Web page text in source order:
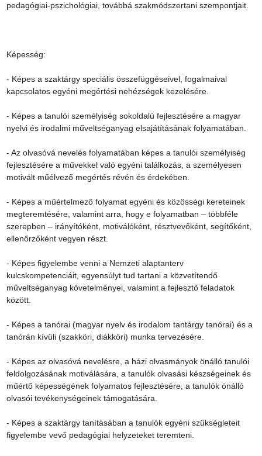
pedagógiai-pszichológiai, továbbá szakmódszertani szempontjait.
Képesség:
- Képes a szaktárgy speciális összefüggéseivel, fogalmaival
kapcsolatos egyéni megértési nehézségek kezelésére.
- Képes a tanulói személyiség sokoldalú fejlesztésére a magyar
nyelvi és irodalmi műveltséganyag elsajátításának folyamatában.
- Az olvasóvá nevelés folyamatában képes a tanulói személyiség
fejlesztésére a művekkel való egyéni találkozás, a személyesen
motivált műélvező megértés révén és érdekében.
- Képes a műértelmező folyamat egyéni és közösségi kereteinek
megteremtésére, valamint arra, hogy e folyamatban – többféle
szerepben – irányítóként, motiválóként, résztvevőként, segítőként,
ellenőrzőként vegyen részt.
- Képes figyelembe venni a Nemzeti alaptanterv
kulcskompetenciáit, egyensúlyt tud tartani a közvetítendő
műveltséganyag követelményei, valamint a fejlesztő feladatok
között.
- Képes a tanórai (magyar nyelv és irodalom tantárgy tanórai) és a
tanórán kívüli (szakköri, diákköri) munka tervezésére.
- Képes az olvasóvá nevelésre, a házi olvasmányok önálló tanulói
feldolgozásának motiválására, a tanulók olvasási készségeinek és
műértő képességének folyamatos fejlesztésére, a tanulók önálló
olvasói tevékenységeinek támogatására.
- Képes a szaktárgy tanításában a tanulók egyéni szükségleteit
figyelembe vevő pedagógiai helyzeteket teremteni.